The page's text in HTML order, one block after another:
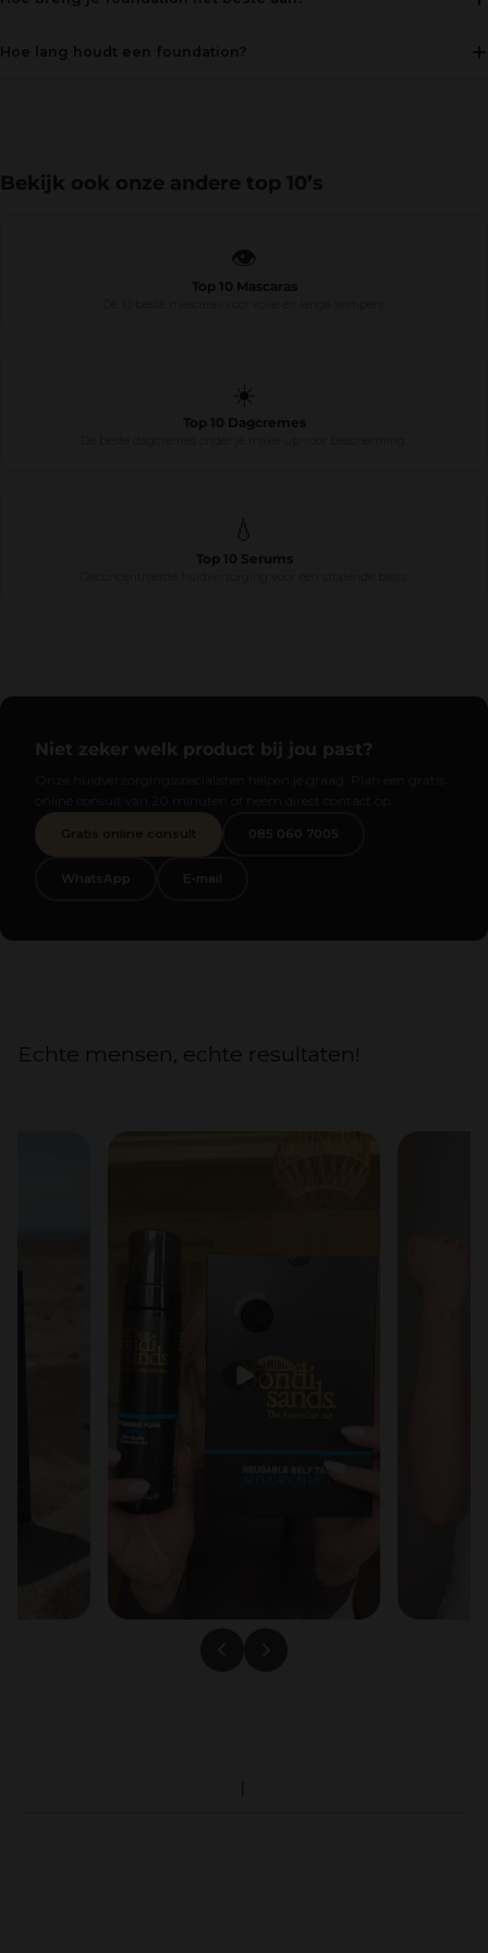
Hoe lang houdt een foundation?
Bekijk ook onze andere top 10’s
👁️
Top 10 Mascaras
☀️
Top 10 Dagcremes
💧
Top 10 Serums
Niet zeker welk product bij jou past?
Gratis online consult 085 060 7005
WhatsApp E-mail
Echte mensen, echte resultaten!